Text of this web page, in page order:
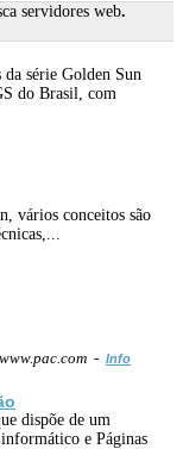
servidores web.
série Golden Sun
do Brasil, com
vários conceitos são
- Info
dispõe de um
e Páginas